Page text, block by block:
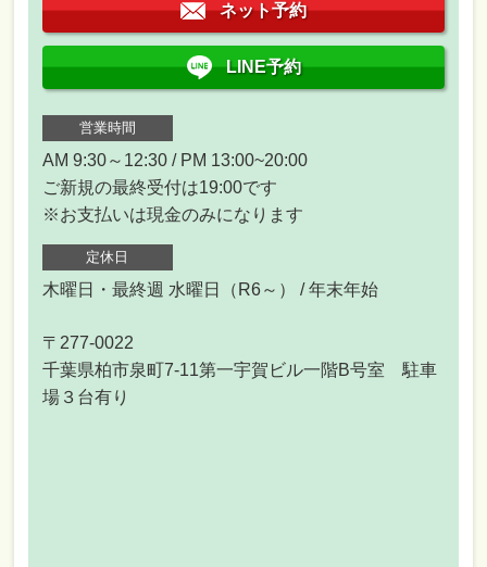
ネット予約
LINE予約
営業時間
AM 9:30～12:30 / PM 13:00~20:00
ご新規の最終受付は19:00です
※お支払いは現金のみになります
定休日
木曜日・最終週 水曜日（R6～） / 年末年始
〒277-0022
千葉県柏市泉町7-11第一宇賀ビル一階B号室 駐車
場３台有り